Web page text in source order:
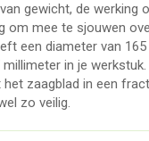
gewicht, de werking
om mee te sjouwen
een diameter van
in je
zaagblad in een
zo veilig.